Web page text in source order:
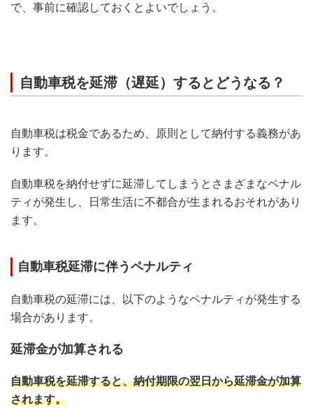
で、事前に確認しておくとよいでしょう。
自動車税を延滞（遅延）するとどうなる？
自動車税は税金であるため、原則として納付する義務があ
ります。
自動車税を納付せずに延滞してしまうとさまざまなペナル
ティが発生し、日常生活に不都合が生まれるおそれがあり
ます。
自動車税延滞に伴うペナルティ
自動車税の延滞には、以下のようなペナルティが発生する
場合があります。
延滞金が加算される
自動車税を延滞すると、納付期限の翌日から延滞金が加算
されます。